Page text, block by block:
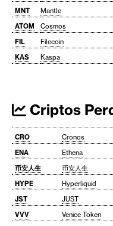
MNT
Mantle
ATOM
Cosmos
FIL
Filecoin
KAS
Kaspa
Criptos
CRO Cronos
ENA
Ethena
币安人生
币安人生
HYPE
Hyperliquid
JST
JUST
VVV
Venice Token